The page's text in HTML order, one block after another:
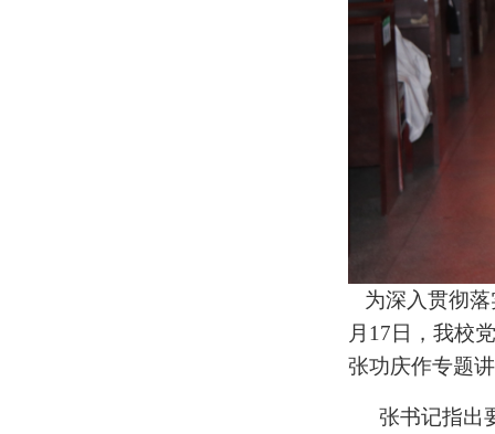
为深入贯彻
月17日，我校
张功庆作专题
张书记指出